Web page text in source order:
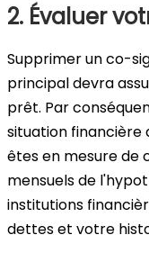
2. Évaluer
Supprimer un co-
principal devra
prêt. Par
situation financière
êtes en mesure de
mensuels de
institutions
dettes et votre